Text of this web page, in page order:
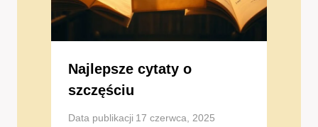
Najlepsze cytaty o
szczęściu
Data publikacji 17 czerwca, 2025